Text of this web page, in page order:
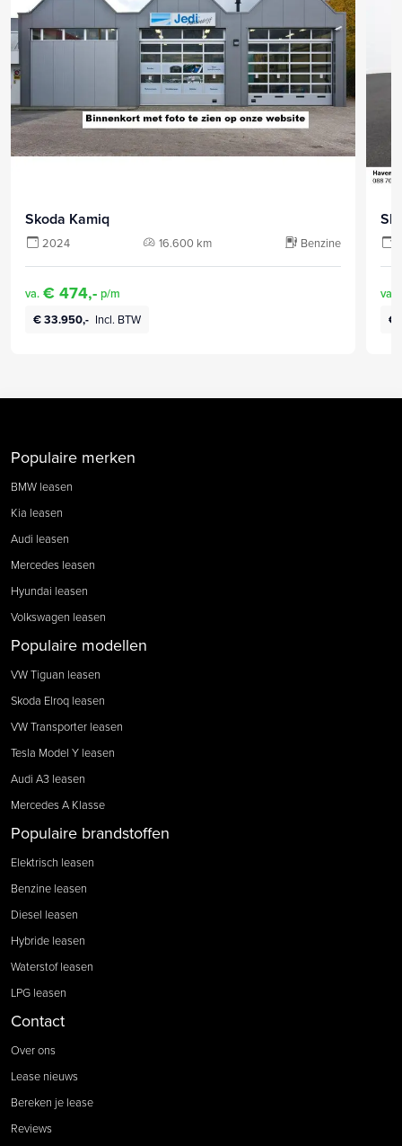
Skoda Kamiq
2024 16.600 km Benzine
va. € 474,- p/m
€ 33.950,- Incl. BTW
va.
€
Populaire merken
BMW leasen
Kia leasen
Audi leasen
Mercedes leasen
Hyundai leasen
Volkswagen leasen
Populaire modellen
VW Tiguan leasen
Skoda Elroq leasen
VW Transporter leasen
Tesla Model Y leasen
Audi A3 leasen
Mercedes A Klasse
Populaire brandstoffen
Elektrisch leasen
Benzine leasen
Diesel leasen
Hybride leasen
Waterstof leasen
LPG leasen
Contact
Over ons
Lease nieuws
Bereken je lease
Reviews